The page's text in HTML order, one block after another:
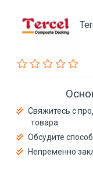
Свяжитесь с
товара
Обсудите
Непременно